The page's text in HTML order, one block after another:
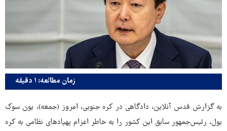
زمان مطالعه: ۱ دقیقه
به گزارش قدس آنلاین، دادگاهی در کره جنوبی، امروز (جمعه)، یون سوک
یول، رئیس‌جمهور سابق این کشور را به خاطر اعزام پهپادهای نظامی به کره